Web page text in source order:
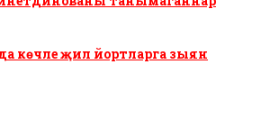
көчле җил йортларга зыян